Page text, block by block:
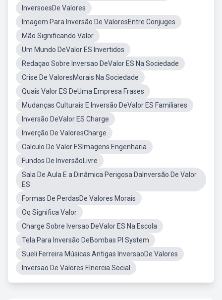
InversoesDe Valores
Imagem Para Inversão De ValoresEntre Conjuges
Mão Significando Valor
Um Mundo DeValor ES Invertidos
Redaçao Sobre Inversao DeValor ES Na Sociedade
Crise De ValoresMorais Na Sociedade
Quais Valor ES DeUma Empresa Frases
Mudanças Culturais E Inversão DeValor ES Familiares
Inversão DeValor ES Charge
Inverção De ValoresCharge
Calculo De Valor ESImagens Engenharia
Fundos De InversãoLivre
Sala De Aula E a Dinâmica Perigosa DaInversão De Valor
ES
Formas De PerdasDe Valores Morais
Oq Significa Valor
Charge Sobre Iversao DeValor ES Na Escola
Tela Para Inversão DeBombas PI System
Sueli Ferreira Músicas Antigas InversaoDe Valores
Inversao De Valores EInercia Social